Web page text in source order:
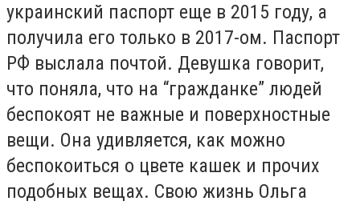
украинский паспорт еще в 2015 году, а
получила его только в 2017-ом. Паспорт
РФ выслала почтой. Девушка говорит,
что поняла, что на “гражданке” людей
беспокоят не важные и поверхностные
вещи. Она удивляется, как можно
беспокоиться о цвете кашек и прочих
подобных вещах. Свою жизнь Ольга